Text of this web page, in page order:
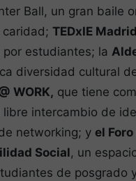
Ball, un gran baile
caridad; TEDxIE Madrid
estudiantes; la
diversidad cultural
WORK, que tiene
libre intercambio de
networking; y el Foro
Social, un
de posgrado